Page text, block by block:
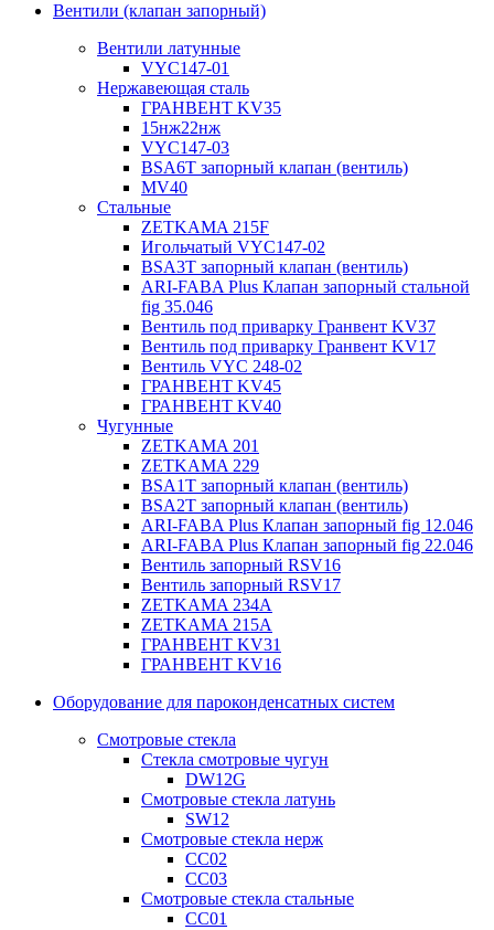
Вентили (клапан запорный)
Вентили латунные
VYC147-01
Нержавеющая сталь
ГРАНВЕНТ KV35
15нж22нж
VYC147-03
BSA6T запорный клапан (вентиль)
MV40
Стальные
ZETKAMA 215F
Игольчатый VYC147-02
BSA3T запорный клапан (вентиль)
ARI-FABA Plus Клапан запорный стальной
fig 35.046
Вентиль под приварку Гранвент KV37
Вентиль под приварку Гранвент KV17
Вентиль VYC 248-02
ГРАНВЕНТ KV45
ГРАНВЕНТ KV40
Чугунные
ZETKAMA 201
ZETKAMA 229
BSA1T запорный клапан (вентиль)
BSA2T запорный клапан (вентиль)
ARI-FABA Plus Клапан запорный fig 12.046
ARI-FABA Plus Клапан запорный fig 22.046
Вентиль запорный RSV16
Вентиль запорный RSV17
ZETKAMA 234A
ZETKAMA 215A
ГРАНВЕНТ KV31
ГРАНВЕНТ KV16
Оборудование для пароконденсатных систем
Смотровые стекла
Стекла смотровые чугун
DW12G
Смотровые стекла латунь
SW12
Смотровые стекла нерж
СС02
СС03
Смотровые стекла стальные
СС01